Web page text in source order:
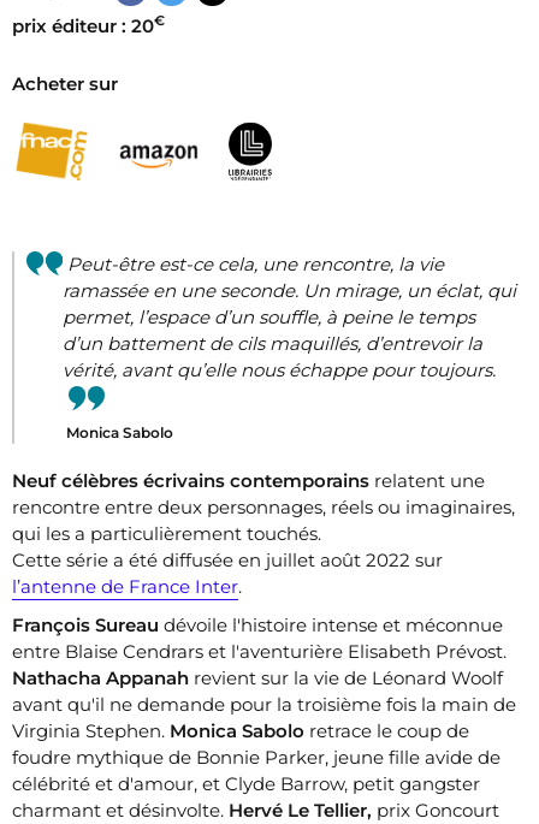
prix éditeur : 20€
Acheter sur
Peut-être est-ce cela, une rencontre, la vie
ramassée en une seconde. Un mirage, un éclat, qui
permet, l’espace d’un souffle, à peine le temps
d’un battement de cils maquillés, d’entrevoir la
vérité, avant qu’elle nous échappe pour toujours.
Monica Sabolo
Neuf célèbres écrivains contemporains relatent une
rencontre entre deux personnages, réels ou imaginaires,
qui les a particulièrement touchés.
Cette série a été diffusée en juillet août 2022 sur
l’antenne de France Inter.
François Sureau dévoile l'histoire intense et méconnue
entre Blaise Cendrars et l'aventurière Elisabeth Prévost.
Nathacha Appanah revient sur la vie de Léonard Woolf
avant qu'il ne demande pour la troisième fois la main de
Virginia Stephen. Monica Sabolo retrace le coup de
foudre mythique de Bonnie Parker, jeune fille avide de
célébrité et d'amour, et Clyde Barrow, petit gangster
charmant et désinvolte. Hervé Le Tellier, prix Goncourt